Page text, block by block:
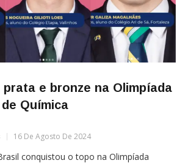
e bronze na Olimpíada
Química
16 De Agosto De 2024
conquistou o topo na Olimpíada